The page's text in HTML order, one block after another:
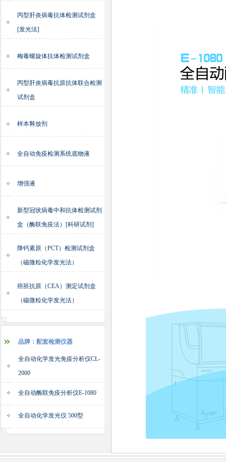
丙型肝炎病毒抗体检测试剂盒
[发光法]
梅毒螺旋体抗体检测试剂盒
丙型肝炎病毒抗原抗体联合检测
试剂盒
样本释放剂
全自动免疫检测系统底物液
增强液
新型冠状病毒中和抗体检测试剂
盒（酶联免疫法）[科研试剂]
降钙素原（PCT）检测试剂盒
（磁微粒化学发光法）
癌胚抗原（CEA）测定试剂盒
（磁微粒化学发光法）
品牌：配套检测仪器
全自动化学发光免疫分析仪CL-
2000
全自动酶联免疫分析仪E-1080
全自动化学发光仪 500型